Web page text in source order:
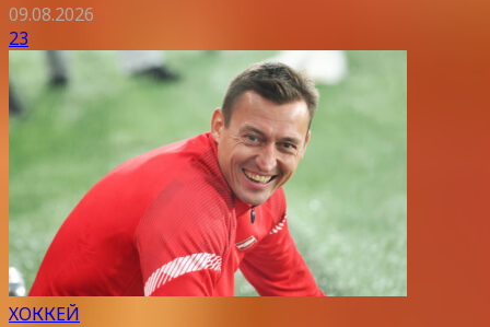
09.08.2026
23
ХОККЕЙ